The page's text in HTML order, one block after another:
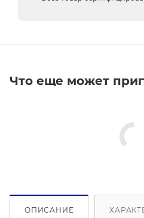
Что еще может
ОПИСАНИЕ